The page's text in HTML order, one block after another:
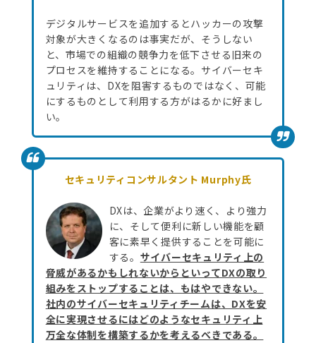
デジタルサービスを追加するとハッカーの攻撃
対象が大きくなるのは事実だが、そうしない
と、市場での組織の競争力を低下させる旧来の
プロセスを維持することになる。サイバーセキ
ュリティは、DXを阻害するものではなく、可能
にするものとして利用する方がはるかに好まし
い。
セキュリティコンサルタント Murphy氏
DXは、企業がより速く、より強力
に、そして便利に新しい機能を顧
客に素早く提供することを可能に
する。 サイバーセキュリティ上の
脅威があるかもしれないからといってDXの取り
組みをストップすることは、もはやできない。
社内のサイバーセキュリティチームは、DXを安
全に実現させるにはどのようなセキュリティ上
万全な体制を構築するかを考えるべきである。